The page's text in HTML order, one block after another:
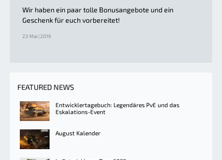
Wir haben ein paar tolle Bonusangebote und ein
Geschenk für euch vorbereitet!
23 Mai | 2019
FEATURED NEWS
Entwicklertagebuch: Legendäres PvE und das
Eskalations-Event
August Kalender